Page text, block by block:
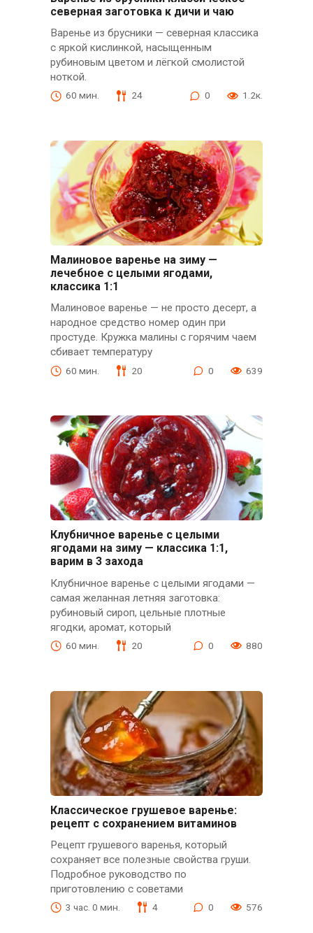
северная заготовка к дичи и чаю
Варенье из брусники — северная классика
с яркой кислинкой, насыщенным
рубиновым цветом и лёгкой смолистой
ноткой.
60 мин. 24 0 1.2к.
Малиновое варенье на зиму —
лечебное с целыми ягодами,
классика 1:1
Малиновое варенье — не просто десерт, а
народное средство номер один при
простуде. Кружка малины с горячим чаем
сбивает температуру
60 мин. 20 0 639
Клубничное варенье с целыми
ягодами на зиму — классика 1:1,
варим в 3 захода
Клубничное варенье с целыми ягодами —
самая желанная летняя заготовка:
рубиновый сироп, цельные плотные
ягодки, аромат, который
60 мин. 20 0 880
Классическое грушевое варенье:
рецепт с сохранением витаминов
Рецепт грушевого варенья, который
сохраняет все полезные свойства груши.
Подробное руководство по
приготовлению с советами
3 час. 0 мин. 4 0 576